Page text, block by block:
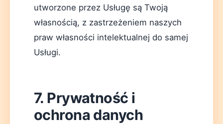
utworzone przez Usługę są Twoją
własnością, z zastrzeżeniem naszych
praw własności intelektualnej do samej
Usługi.
7. Prywatność i
ochrona danych